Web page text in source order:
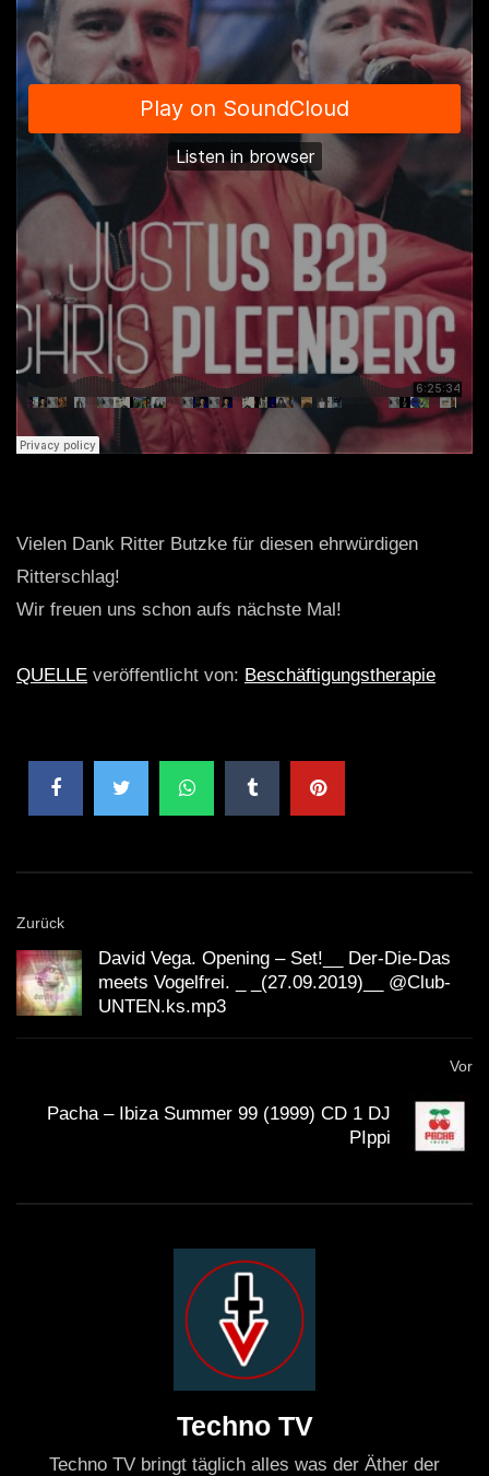
Vielen Dank Ritter Butzke für diesen ehrwürdigen
Ritterschlag!
Wir freuen uns schon aufs nächste Mal!
QUELLE veröffentlicht von: Beschäftigungstherapie
Zurück
David Vega. Opening – Set!__ Der-Die-Das
meets Vogelfrei. _ _(27.09.2019)__ @Club-
UNTEN.ks.mp3
Vor
Pacha – Ibiza Summer 99 (1999) CD 1 DJ
PIppi
Techno TV
Techno TV bringt täglich alles was der Äther der